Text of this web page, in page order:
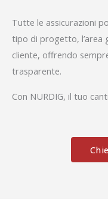
Tutte le assicurazioni
tipo di progetto, l’area
cliente, offrendo
trasparente.
Con NURDIG, il tuo